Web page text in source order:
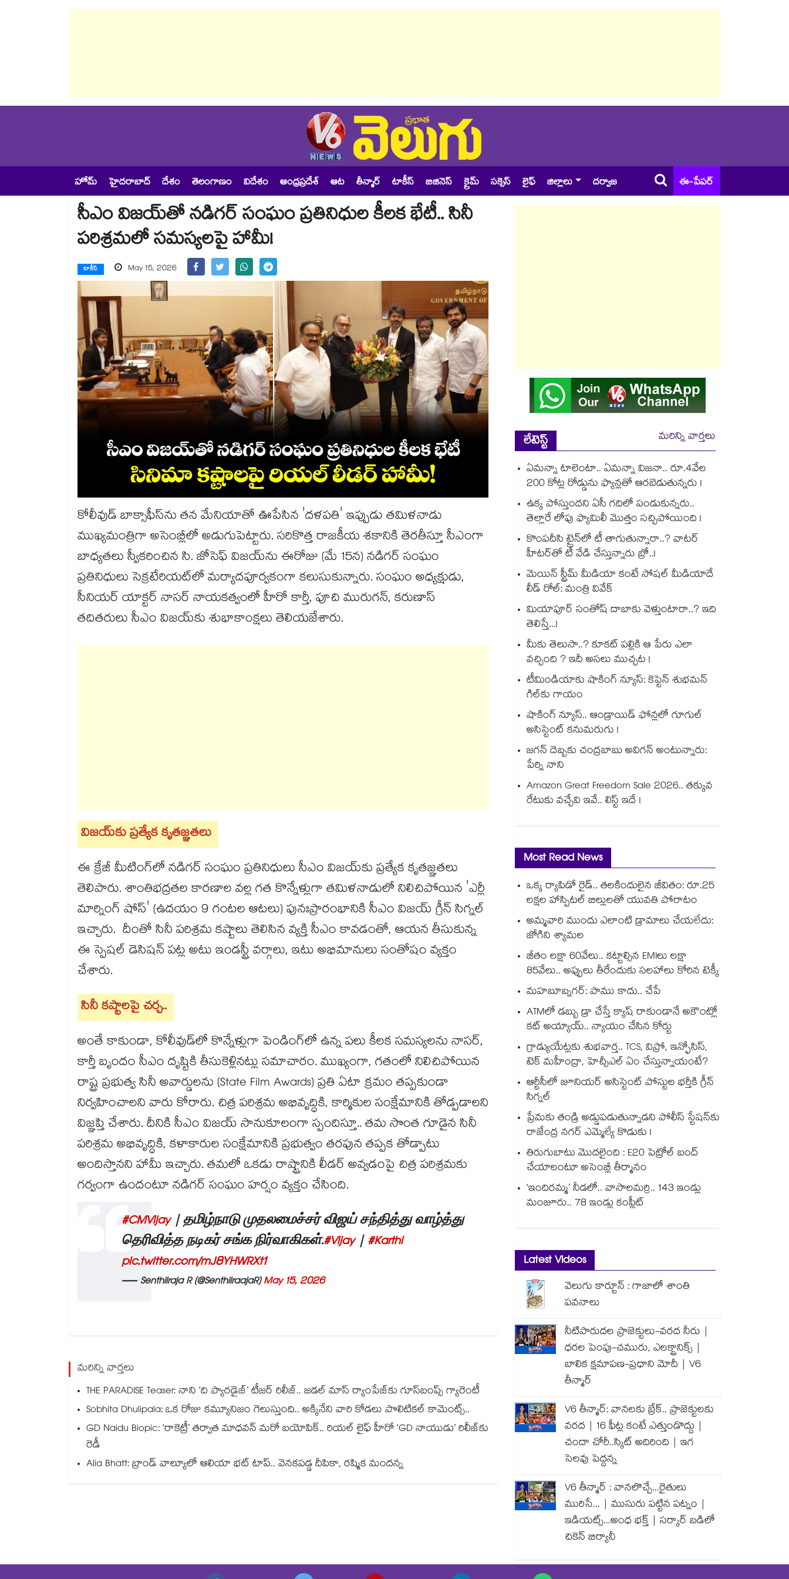
హోమ్ హైదరాబాద్ దేశం తెలంగాణం విదేశం ఆంధ్రప్రదేశ్ ఆట తీన్మార్ టాకీస్ బిజినెస్ క్రైమ్ సక్సెస్ లైఫ్ జిల్లాలు దర్వాజ ఈ-పేపర్
సీఎం విజయ్‌తో నడిగర్ సంఘం ప్రతినిధుల కీలక భేటీ.. సినీ
పరిశ్రమలో సమస్యలపై హామీ!
టాకీస్ May 15, 2026
కోలీవుడ్ బాక్సాఫీస్‌ను తన మేనియాతో ఊపేసిన 'దళపతి' ఇప్పుడు తమిళనాడు
ముఖ్యమంత్రిగా అసెంబ్లీలో అడుగుపెట్టారు. సరికొత్త రాజకీయ శకానికి తెరతీస్తూ సీఎంగా
బాధ్యతలు స్వీకరించిన సి. జోసెఫ్ విజయ్‌ను ఈరోజు (మే 15న) నడిగర్ సంఘం
ప్రతినిధులు సెక్రటేరియట్‌లో మర్యాదపూర్వకంగా కలుసుకున్నారు. సంఘం అధ్యక్షుడు,
సీనియర్ యాక్టర్ నాసర్ నాయకత్వంలో హీరో కార్తీ, పూచి మురుగన్, కరుణాస్
తదితరులు సీఎం విజయ్‌కు శుభాకాంక్షలు తెలియజేశారు.
విజయ్‌కు ప్రత్యేక కృతజ్ఞతలు
ఈ క్రేజీ మీటింగ్‌లో నడిగర్ సంఘం ప్రతినిధులు సీఎం విజయ్‌కు ప్రత్యేక కృతజ్ఞతలు
తెలిపారు. శాంతిభద్రతల కారణాల వల్ల గత కొన్నేళ్లుగా తమిళనాడులో నిలిచిపోయిన 'ఎర్లీ
మార్నింగ్ షోస్' (ఉదయం 9 గంటల ఆటలు) పునఃప్రారంభానికి సీఎం విజయ్ గ్రీన్ సిగ్నల్
ఇచ్చారు. దీంతో సినీ పరిశ్రమ కష్టాలు తెలిసిన వ్యక్తి సీఎం కావడంతో, ఆయన తీసుకున్న
ఈ స్పెషల్ డెసిషన్ పట్ల అటు ఇండస్ట్రీ వర్గాలు, ఇటు అభిమానులు సంతోషం వ్యక్తం
చేశారు.
సినీ కష్టాలపై చర్చ..
అంతే కాకుండా, కోలీవుడ్‌లో కొన్నేళ్లుగా పెండింగ్‌లో ఉన్న పలు కీలక సమస్యలను నాసర్,
కార్తీ బృందం సీఎం దృష్టికి తీసుకెళ్లినట్లు సమాచారం. ముఖ్యంగా, గతంలో నిలిచిపోయిన
రాష్ట్ర ప్రభుత్వ సినీ అవార్డులను (State Film Awards) ప్రతి ఏటా క్రమం తప్పకుండా
నిర్వహించాలని వారు కోరారు. చిత్ర పరిశ్రమ అభివృద్ధికి, కార్మికుల సంక్షేమానికి తోడ్పడాలని
విజ్ఞప్తి చేశారు. దీనికి సీఎం విజయ్ సానుకూలంగా స్పందిస్తూ.. తమ సొంత గూడైన సినీ
పరిశ్రమ అభివృద్ధికి, కళాకారుల సంక్షేమానికి ప్రభుత్వం తరపున తప్పక తోడ్పాటు
అందిస్తానని హామీ ఇచ్చారు. తమలో ఒకడు రాష్ట్రానికి లీడర్ అవ్వడంపై చిత్ర పరిశ్రమకు
గర్వంగా ఉందంటూ నడిగర్ సంఘం హర్షం వ్యక్తం చేసింది.
#CMVijay| தமிழ்நாடு முதலமைச்சர் விஜய் சந்தித்து வாழ்த்து
தெரிவித்த நடிகர் சங்க நிர்வாகிகள்.#Vijay|#Karthi
pic.twitter.com/mJ8YHWRXt1
— Senthilraja R (@SenthilraajaR)May 15, 2026
మరిన్ని వార్తలు
THE PARADISE Teaser: నాని ‘ది ప్యారడైజ్‌‌’ టీజర్ రిలీజ్.. జడల్ మాస్ ర్యాంపేజ్‌కు గూస్‌బంప్స్ గ్యారెంటీ
Sobhita Dhulipala: ఒక రోజు కమ్యూనిజం గెలుస్తుంది.. అక్కినేని వారి కోడలు పొలిటికల్ కామెంట్స్..
GD Naidu Biopic: ‘రాకెట్రీ’ తర్వాత మాధవన్ మరో బయోపిక్.. రియల్ లైఫ్ హీరో ‘GD నాయుడు’ రిలీజ్⁬కు
రెడీ
Alia Bhatt: బ్రాండ్ వాల్యూలో ఆలియా భట్ టాప్.. వెనకపడ్డ దీపికా, రష్మిక మందన్న
లేటెస్ట్
మరిన్ని వార్తలు
ఏమన్నా టాలెంటా.. ఏమన్నా విజనా.. రూ.4వేల
200 కోట్ల రోడ్డును ఫ్యాన్లతో ఆరబెడుతున్నరు !
ఉక్క పోస్తుందని ఏసీ గదిలో పండుకున్నరు..
తెల్లారే లోపు ఫ్యామిలీ మొత్తం సచ్చిపోయింది !
కొంపదీసి ట్రైన్⁬లో టీ తాగుతున్నారా..? వాటర్
హీటర్⁭⁭తో టీ వేడి చేస్తున్నారు బ్రో..!
మెయిన్ స్ట్రీమ్ మీడియా కంటే సోషల్ మీడియాదే
లీడ్ రోల్: మంత్రి వివేక్
మియాపూర్ సంతోష్ దాబాకు వెళ్తుంటారా..? ఇది
తెలిస్తే...!
మీకు తెలుసా..? కూకట్ పల్లికి ఆ పేరు ఎలా
వచ్చింది ? ఇదీ అసలు ముచ్చట !
టీమిండియాకు షాకింగ్ న్యూస్: కెప్టెన్ శుభమన్
గిల్‎కు గాయం
షాకింగ్ న్యూస్.. ఆండ్రాయిడ్ ఫోన్లలో గూగుల్
అసిస్టెంట్ కనుమరుగు !
జగన్ దెబ్బకు చంద్రబాబు అవిగన్ అంటున్నారు:
పేర్ని నాని
Amazon Great Freedom Sale 2026.. తక్కువ
రేటుకు వచ్చేవి ఇవే.. లిస్ట్ ఇదే !
Most Read News
ఒక్క ర్యాపిడో రైడ్.. తలకిందులైన జీవితం: రూ.25
లక్షల హాస్పిటల్ బిల్లులతో యువతి పోరాటం
అమ్మవారి ముందు ఎలాంటి డ్రామాలు చేయలేదు:
జోగిని శ్యామల
జీతం లక్షా 60వేలు.. కట్టాల్సిన EMIలు లక్షా
85వేలు.. అప్పులు తీరేందుకు సలహాలు కోరిన టెక్కీ
మహబూబ్నగర్: పాము కాదు.. చేపే
ATMలో డబ్బు డ్రా చేస్తే క్యాష్ రాకుండానే అకౌంట్లో
కట్ అయ్యాయ్.. న్యాయం చేసిన కోర్టు
గ్రాడ్యుయేట్లకు శుభవార్త.. TCS, విప్రో, ఇన్ఫోసిస్,
టెక్ మహీంద్రా, హెచ్సీఎల్ ఏం చేస్తున్నాయంటే?
ఆర్టీసీలో జూనియర్ అసిస్టెంట్‌‌ పోస్టుల భర్తీకి గ్రీన్‌‌
సిగ్నల్
ప్రేమకు తండ్రి అడ్డుపడుతున్నాడని పోలీస్ స్టేషన్⁪కు
రాజేంద్ర నగర్ ఎమ్మెల్యే కొడుకు !
తిరుగుబాటు మొదలైంది : E20 పెట్రోల్ బంద్
చేయాలంటూ అసెంబ్లీ తీర్మానం
‘ఇందిరమ్మ’ నీడలో.. వాసాలమర్రి.. 143 ఇండ్లు
మంజూరు.. 78 ఇండ్లు కంప్లీట్
Latest Videos
వెలుగు కార్టూన్ : గాజాలో శాంతి
పవనాలు
నీటిపారుదల ప్రాజెక్టులు-వరద నీరు |
ధరల పెంపు-చమురు, ఎలక్ట్రానిక్స్ |
బాలిక క్షమాపణ-ప్రధాని మోదీ | V6
తీన్మార్
V6 తీన్మార్: వానలకు బ్రేక్.. ప్రాజెక్టులకు
వరద | 16 ఫీట్ల కంటే ఎత్తుండొద్దు |
చందా చోరీ..స్కిట్ అదిరింది | ఇగ
సెలవు పెద్దన్న
V6 తీన్మార్ : వానలొచ్చే...రైతులు
మురిసే... | ముసురు పట్టిన పట్నం |
ఇడియట్స్...అంధ భక్త్ | సర్కార్ బడిలో
చికెన్ బిర్యానీ